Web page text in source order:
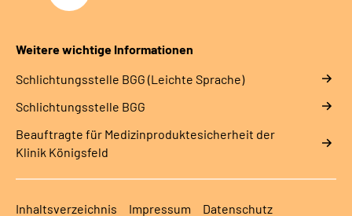
Weitere wichtige Informationen
Schlich­tungs­stel­le BGG (Leichte Sprache)
Schlich­tungs­stel­le BGG
Beauftragte für Medizinproduktesicherheit der
Klinik Königsfeld
Inhaltsverzeichnis Impressum Datenschutz